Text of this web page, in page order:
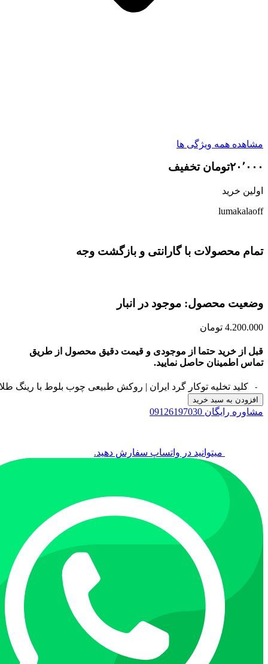
مشاهده همه ویژگی ها
۲۰٬۰۰۰تومان تخفیف
اولین خرید
lumakalaoff
تمام محصولات با گارانتی و بازگشت وجه
وضعیت محصول: موجود در انبار
4.200.000 تومان
قبل از خرید حتما از موجودی و قیمت دقیق محصول از طریق
تماس اطمینان حاصل نمایید.
کلید تخلیه توکار گرد ایران | روکش طبیعی چوب بلوط با رینگ
افزودن به سبد خرید
مشاوره رایگان 09126197030
میتوانید در واتساپ سفارش دهید.